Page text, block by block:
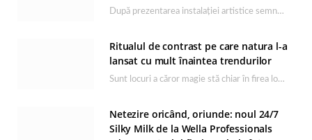
După prezentarea instalației artistice semnată de Catrinel Săbăciag în cadrul evenimentului de lansare HONOR Magic…
Ritualul de contrast pe care natura l-a
lansat cu mult înaintea trendurilor
Sunt locuri a căror magie stă chiar în firea lor naturală, iar Lacul Ursu din…
Netezire oricând, oriunde: noul 24/7
Silky Milk de la Wella Professionals